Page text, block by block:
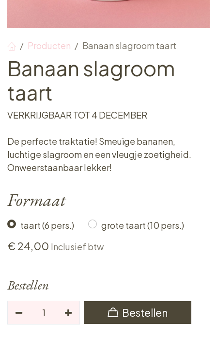
Producten Banaan slagroom taart
Banaan slagroom
taart
VERKRIJGBAAR TOT 4 DECEMBER
De perfecte traktatie! Smeuïge bananen,
luchtige slagroom en een vleugje zoetigheid.
Onweerstaanbaar lekker!
Formaat
taart (6 pers.) grote taart (10 pers.)
€ 24,00 Inclusief btw
Bestellen
Bestellen